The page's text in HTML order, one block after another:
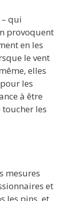
qui
provoquent
en les
le vent
elles
les
à être
les
mesures
et